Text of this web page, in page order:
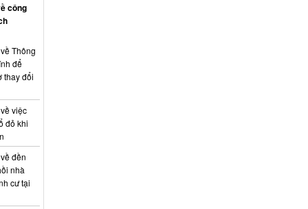
công
Thông
để
thay đổi
việc
đỏ khi
đền
nhà
cư tại